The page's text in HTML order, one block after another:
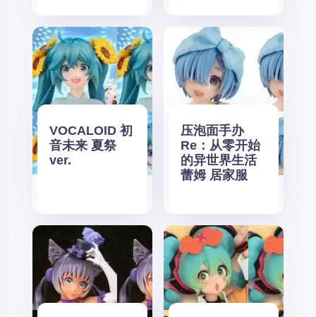
VOCALOID 初
音未来 夏祭
ver.
压泡面手办
Re：从零开始
的异世界生活
蕾姆 居家服